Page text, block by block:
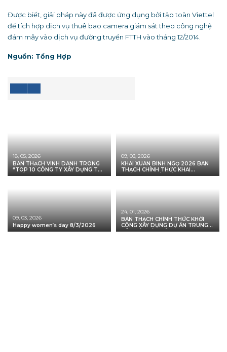
Được biết, giải pháp này đã được ứng dụng bởi tập toàn Viettel
để tích hợp dịch vụ thuê bao camera giám sát theo công nghệ
đám mây vào dịch vụ đường truyền FTTH vào tháng 12/2014.
Nguồn: Tổng Hợp
18, 05, 2026
BÀN THẠCH VINH DANH TRONG
“TOP 10 CÔNG TY XÂY DỰNG TỐT
NHẤT VIỆT NAM 2026”
09, 03, 2026
KHAI XUÂN BÍNH NGỌ 2026 BÀN
THẠCH CHÍNH THỨC KHAI
TRƯƠNG – KHỞI MỞ VẬN HỘI,
09, 03, 2026
Happy women’s day 8/3/2026
24, 01, 2026
BÀN THẠCH CHÍNH THỨC KHỞI
CÔNG XÂY DỰNG DỰ ÁN TRUNG
TÂM CẮT XẢ THÉP CUỘN COIL